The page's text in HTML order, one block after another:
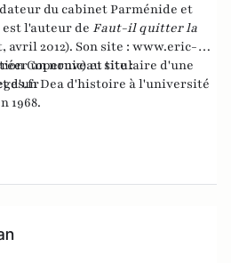
du cabinet Parménide et
est l'auteur de Faut-il quitter la
2012). Son site : www.eric-
un nouveau site :
Copernic) et titulaire d'une
d'un Dea d'histoire à l'université
1968.